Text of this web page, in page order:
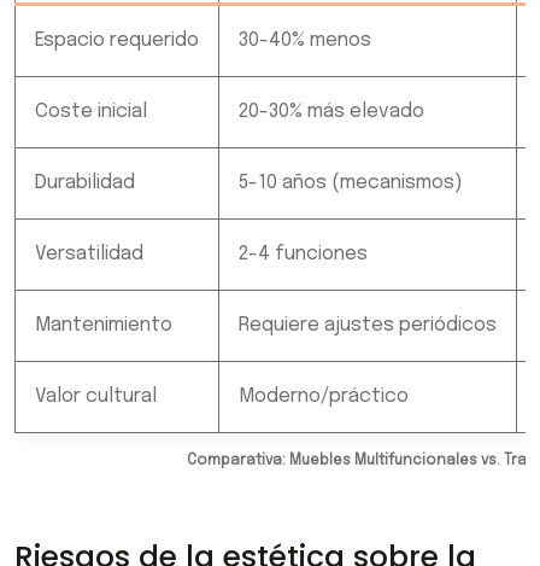
Comparativa: Muebles Multifuncionales vs.
Espacio requerido 30-40% menos
Coste inicial 20-30% más elevado
Durabilidad 5-10 años (mecanismos)
Versatilidad 2-4 funciones
Mantenimiento Requiere ajustes periódicos
Valor cultural Moderno/práctico
Riesgos de la estética sobre la